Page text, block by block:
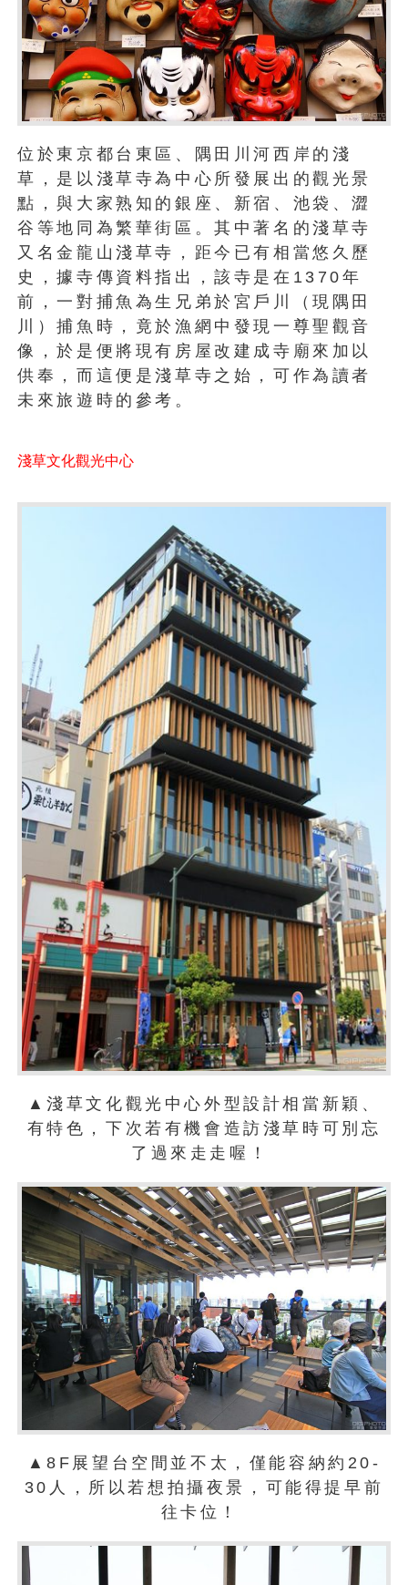
位於東京都台東區、隅田川河西岸的淺
草，是以淺草寺為中心所發展出的觀光景
點，與大家熟知的銀座、新宿、池袋、澀
谷等地同為繁華街區。其中著名的淺草寺
又名金龍山淺草寺，距今已有相當悠久歷
史，據寺傳資料指出，該寺是在1370年
前，一對捕魚為生兄弟於宮戶川（現隅田
川）捕魚時，竟於漁網中發現一尊聖觀音
像，於是便將現有房屋改建成寺廟來加以
供奉，而這便是淺草寺之始，可作為讀者
未來旅遊時的參考。
淺草文化觀光中心
▲淺草文化觀光中心外型設計相當新穎、
有特色，下次若有機會造訪淺草時可別忘
了過來走走喔！
▲8F展望台空間並不太，僅能容納約20-
30人，所以若想拍攝夜景，可能得提早前
往卡位！